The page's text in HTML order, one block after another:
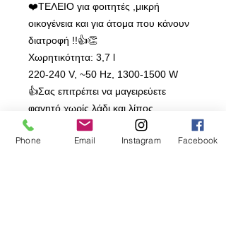
❤️ΤΕΛΕΙΟ για φοιτητές ,μικρή
οικογένεια και για άτομα που κάνουν
διατροφή !!👍👏
Χωρητικότητα: 3,7 l
220-240 V, ~50 Hz, 1300-1500 W
👍Σας επιτρέπει να μαγειρεύετε
φαγητό χωρίς λάδι και λίπος
👍Κατσαρόλα με αντικολλητική
επίστρωση
Phone Email Instagram Facebook